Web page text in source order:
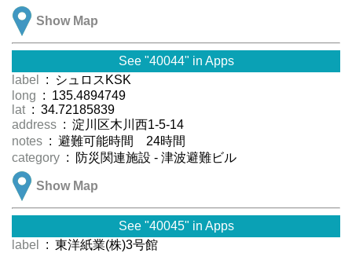
Show Map
See "40044" in Apps
label
: シュロスKSK
long : 135.4894749
lat : 34.72185839
address : 淀川区木川西1-5-14
notes : 避難可能時間 24時間
category : 防災関連施設 - 津波避難ビル
Show Map
See "40045" in Apps
label
: 東洋紙業(株)3号館